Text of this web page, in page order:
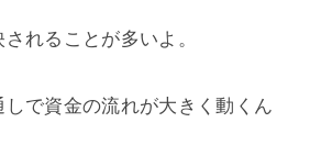
れることが多いよ。
で資金の流れが大きく動くん